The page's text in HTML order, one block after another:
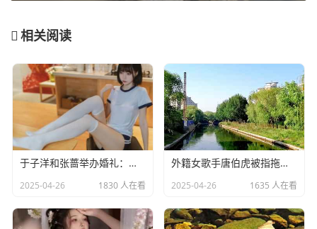
相关阅读
于子洋和张蔷举办婚礼：一对赛场情场双丰收的人生赢家​
2025-04-26 1830 人在看
外籍女歌手唐伯虎被指拖欠劳务费：明星责任不应该缺席​
2025-04-26 1635 人在看